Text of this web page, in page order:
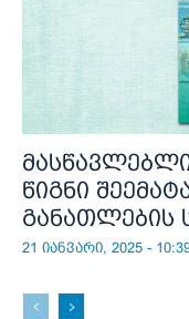
წიგნი
განათლების
21 იანვარი, 2025 -